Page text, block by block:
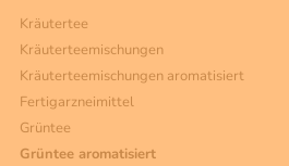
Kräutertee
Kräuterteemischungen
Kräuterteemischungen aromatisiert
Fertigarzneimittel
Grüntee
Grüntee aromatisiert